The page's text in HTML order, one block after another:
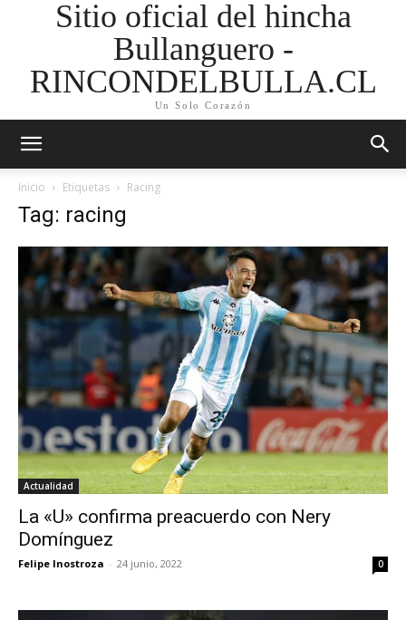
Sitio oficial del hincha
Bullanguero -
RINCONDELBULLA.CL
Un Solo Corazón
Inicio Etiquetas Racing
Tag: racing
Actualidad
La «U» confirma preacuerdo con Nery
Domínguez
Felipe Inostroza - 24 junio, 2022 0